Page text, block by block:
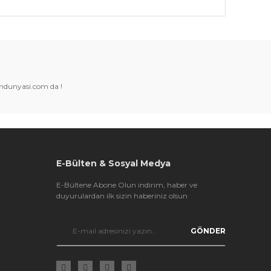
tarafımıza iletebilirsiniz.
da !
E-Bülten & Sosyal Medya
E-Bültene Abone Olun indirim, haber ve
duyurulardan ilk sizin haberiniz olsun
GÖNDER